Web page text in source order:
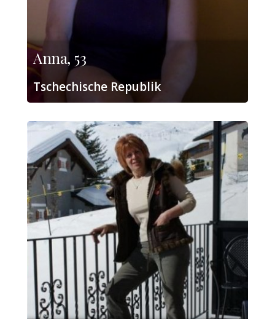
Anna, 53
Tschechische Republik